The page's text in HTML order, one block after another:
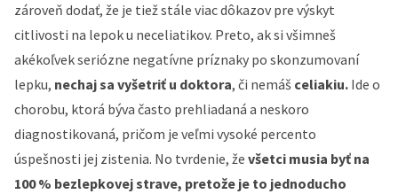
zároveň dodať, že je tiež stále viac dôkazov pre výskyt
citlivosti na lepok u neceliatikov. Preto, ak si všimneš
akékoľvek seriózne negatívne príznaky po skonzumovaní
lepku, nechaj sa vyšetriť u doktora, či nemáš celiakiu. Ide o
chorobu, ktorá býva často prehliadaná a neskoro
diagnostikovaná, pričom je veľmi vysoké percento
úspešnosti jej zistenia. No tvrdenie, že všetci musia byť na
100 % bezlepkovej strave, pretože je to jednoducho